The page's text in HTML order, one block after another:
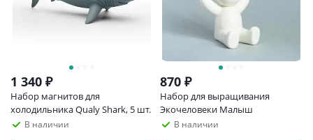
1 340 ₽
Набор магнитов для
холодильника Qualy Shark, 5 шт.
В наличии
870 ₽
Набор для выращивания
Экочеловеки Малыш
В наличии